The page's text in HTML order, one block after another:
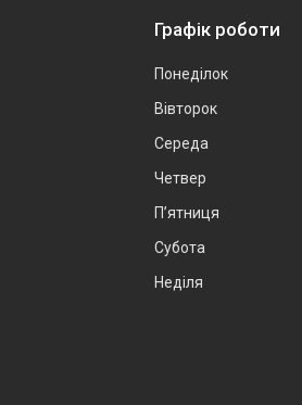
Графік роботи
Понеділок
Вівторок
Середа
Четвер
Пʼятниця
Субота
Неділя